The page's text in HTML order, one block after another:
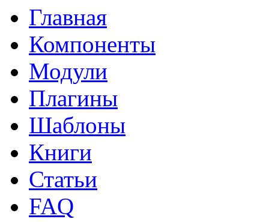
Главная
Компоненты
Модули
Плагины
Шаблоны
Книги
Статьи
FAQ